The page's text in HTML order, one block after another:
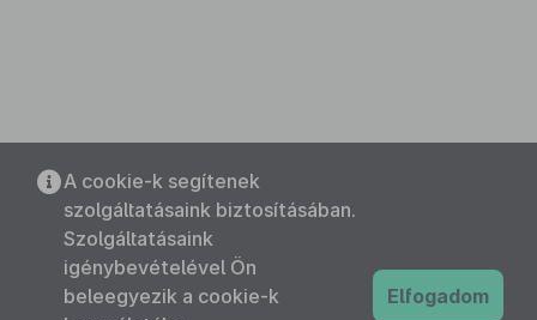
A cookie-k segítenek
szolgáltatásaink biztosításában.
Szolgáltatásaink
igénybevételével Ön
beleegyezik a cookie-k
Elfogadom